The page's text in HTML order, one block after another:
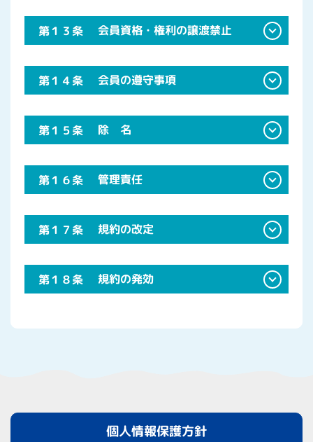
第１３条 会員資格・権利の譲渡禁止
第１４条 会員の遵守事項
第１５条 除 名
第１６条 管理責任
第１７条 規約の改定
第１８条 規約の発効
個人情報保護方針